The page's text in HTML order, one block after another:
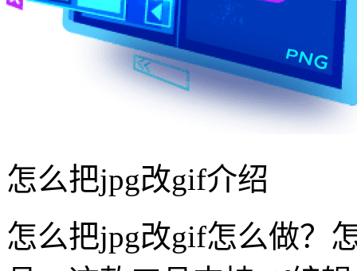
怎么把jpg改gif介绍
怎么把jpg改gif怎么做？